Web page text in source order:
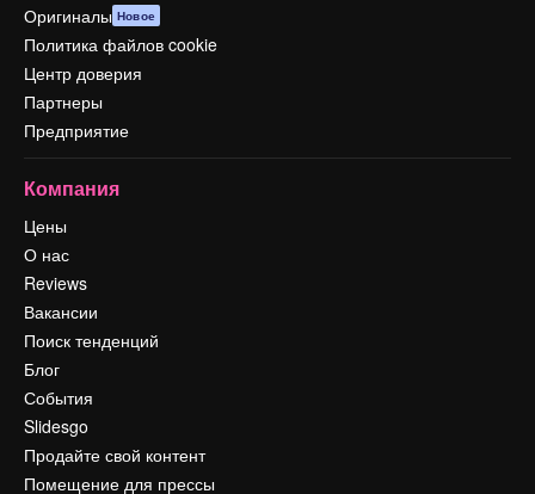
Оригиналы Новое
Политика файлов cookie
Центр доверия
Партнеры
Предприятие
Компания
Цены
О нас
Reviews
Вакансии
Поиск тенденций
Блог
События
Slidesgo
Продайте свой контент
Помещение для прессы